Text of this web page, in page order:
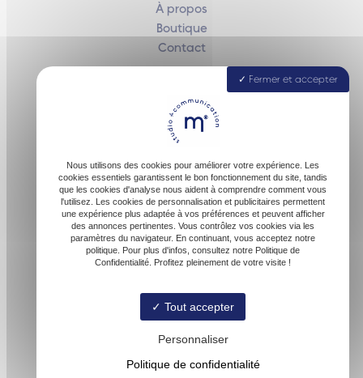
À propos
Boutique
Contact
contact@malofactory.fr
06 74 27 00 54
Fermer et accepter
Nous utilisons des cookies pour améliorer votre expérience. Les
cookies essentiels garantissent le bon fonctionnement du site, tandis
que les cookies d'analyse nous aident à comprendre comment vous
l'utilisez. Les cookies de personnalisation et publicitaires permettent
une expérience plus adaptée à vos préférences et peuvent afficher
des annonces pertinentes. Vous contrôlez vos cookies via les
paramètres du navigateur. En continuant, vous acceptez notre
politique. Pour plus d'infos, consultez notre Politique de
Confidentialité. Profitez pleinement de votre visite !
Tout accepter
Personnaliser
Politique de confidentialité